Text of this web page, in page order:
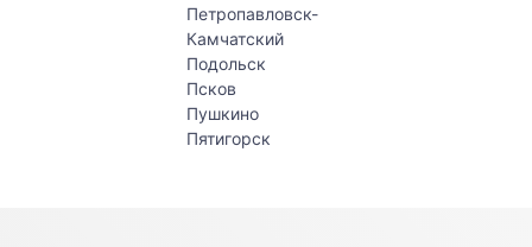
Петропавловск-
Камчатский
Подольск
Псков
Пушкино
Пятигорск